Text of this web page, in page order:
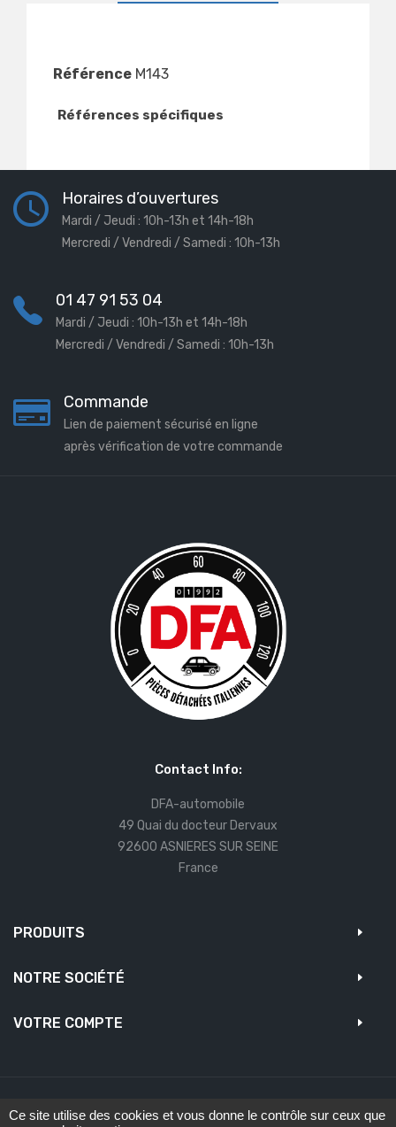
Référence M143
Références spécifiques
Horaires d’ouvertures
Mardi / Jeudi : 10h-13h et 14h-18h
Mercredi / Vendredi / Samedi : 10h-13h
01 47 91 53 04
Mardi / Jeudi : 10h-13h et 14h-18h
Mercredi / Vendredi / Samedi : 10h-13h
Commande
Lien de paiement sécurisé en ligne
après vérification de votre commande
Contact Info:
DFA-automobile
49 Quai du docteur Dervaux
92600 ASNIERES SUR SEINE
France
PRODUITS
NOTRE SOCIÉTÉ
VOTRE COMPTE
Ce site utilise des cookies et vous donne le contrôle sur ceux que